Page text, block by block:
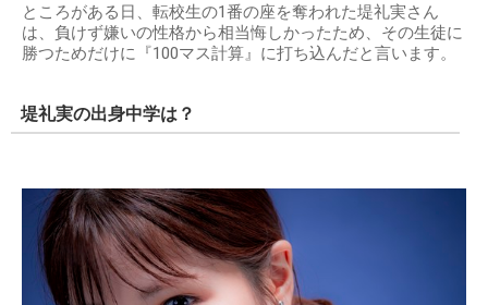
ところがある日、転校生の1番の座を奪われた堤礼実さん
は、負けず嫌いの性格から相当悔しかったため、その生徒に
勝つためだけに『100マス計算』に打ち込んだと言います。
堤礼実の出身中学は？